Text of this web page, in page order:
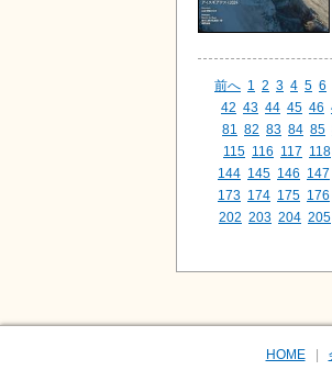
前へ 1 2 3 4 5 6
42 43 44 45 46
81
82 83 84 85
115 116 117 118
144 145 146 147
173 174 175 176
202 203 204 205
HOME